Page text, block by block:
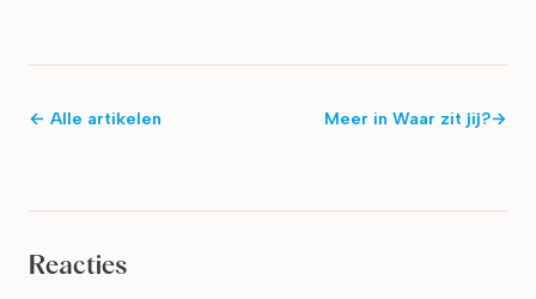
← Alle artikelen Meer in Waar zit jij?→
Reacties